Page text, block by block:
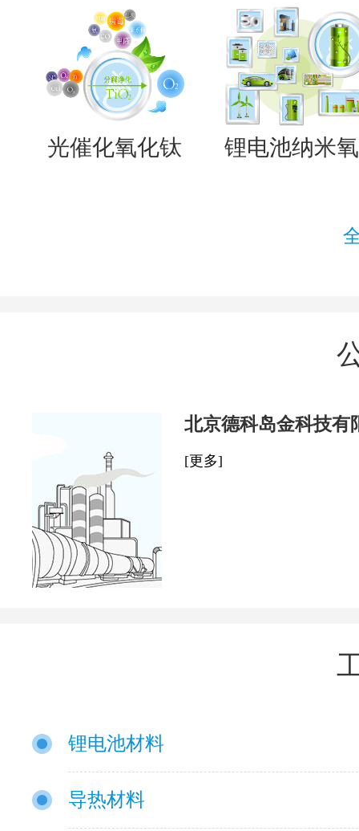
光催化氧化钛 锂电池纳米
北京德科岛金科技有
[更多]
锂电池材料
导热材料